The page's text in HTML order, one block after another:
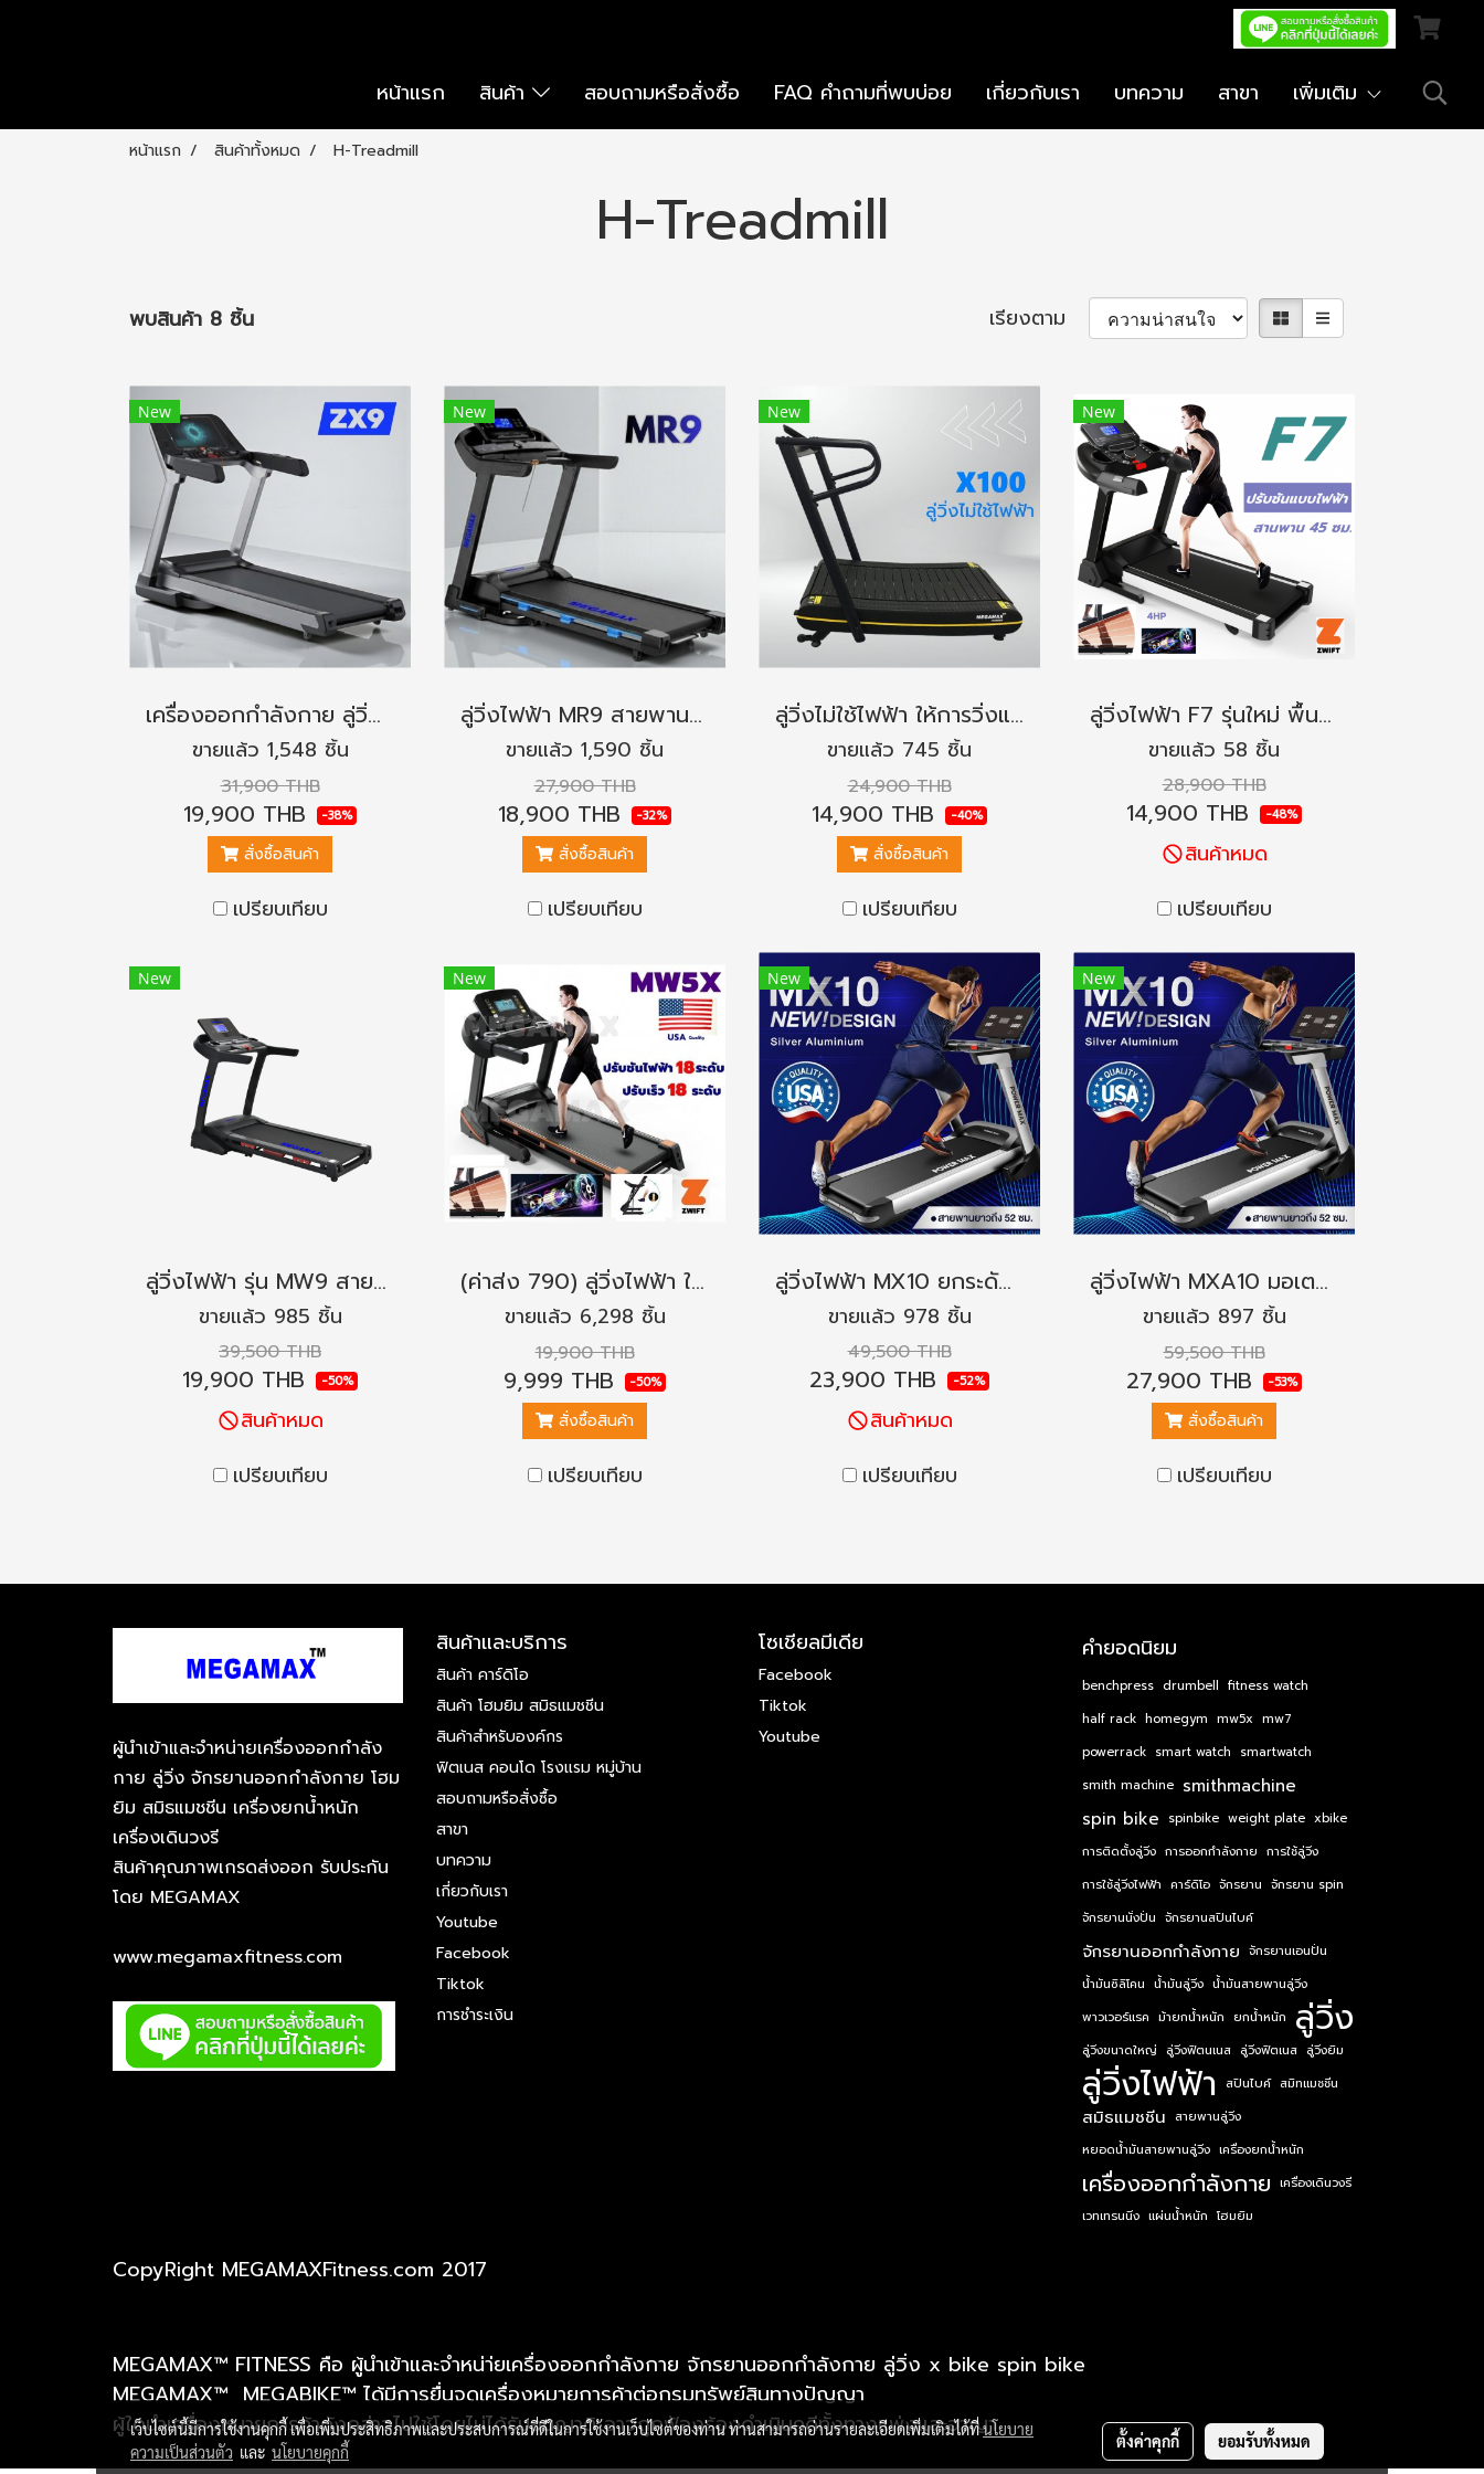
หน้าแรก สินค้า สอบถามหรือสั่งซื้อ FAQ คำถามที่พบบ่อย เกี่ยวกับเรา บทความ สาขา เพิ่มเติม
หน้าแรก สินค้าทั้งหมด H-Treadmill
H-Treadmill
พบสินค้า 8 ชิ้น เรียงตาม
New
เครื่องออกกำลังกาย ลู่วิ่งไฟฟ้า ZX9 สายพานกว้าง 52 ซม. รับแรงกะแทกด้วยระบบแม่เหล็ก
ขายแล้ว 1,548 ชิ้น
31,900 THB
19,900 THB -38%
สั่งซื้อสินค้า
เปรียบเทียบ
New
ลู่วิ่งไฟฟ้า MR9 สายพาน 52 ซม.
ขายแล้ว 1,590 ชิ้น
27,900 THB
18,900 THB -32%
สั่งซื้อสินค้า
เปรียบเทียบ
New
ลู่วิ่งไม่ใช้ไฟฟ้า ให้การวิ่งแบบธรรมชาติ เหมือนจริง รุ่น X100
ขายแล้ว 745 ชิ้น
24,900 THB
14,900 THB -40%
สั่งซื้อสินค้า
เปรียบเทียบ
New
ลู่วิ่งไฟฟ้า F7 รุ่นใหม่ พื้นที่วิ่งกว้าง 46 ซม ปรับชันไฟฟ้า 18 ระดับ ความเร็ว 18 ระดับ
ขายแล้ว 58 ชิ้น
28,900 THB
14,900 THB -48%
สินค้าหมด
เปรียบเทียบ
New
ลู่วิ่งไฟฟ้า รุ่น MW9 สายพาน 52 ซม. 5.8HP ปรับชัน 20 ระดับ
ขายแล้ว 985 ชิ้น
39,500 THB
19,900 THB -50%
สินค้าหมด
เปรียบเทียบ
New
(ค่าส่ง 790) ลู่วิ่งไฟฟ้า ใหม่ 2022 รุ่น MW5X ปรับชันไฟฟ้า 18 ระดับ ปรับเร็ว 18 ระดับ
ขายแล้ว 6,298 ชิ้น
19,900 THB
9,999 THB -50%
สั่งซื้อสินค้า
เปรียบเทียบ
New
ลู่วิ่งไฟฟ้า MX10 ยกระดับดีไซน์ใหม่ หรูหรา สายพานกว้าง 52 ซม.
ขายแล้ว 978 ชิ้น
49,500 THB
23,900 THB -52%
สินค้าหมด
เปรียบเทียบ
New
ลู่วิ่งไฟฟ้า MXA10 มอเตอร์แบบ AC ยกระดับดีไซน์ใหม่ หรูหรา สายพานกว้าง 52 ซม.
ขายแล้ว 897 ชิ้น
59,500 THB
27,900 THB -53%
สั่งซื้อสินค้า
เปรียบเทียบ
ผู้นำเข้าและจำหน่ายเครื่องออกกำลัง
กาย ลู่วิ่ง จักรยานออกกำลังกาย โฮม
ยิม สมิธแมชชีน เครื่องยกน้ำหนัก
เครื่องเดินวงรี
สินค้าคุณภาพเกรดส่งออก รับประกัน
โดย MEGAMAX
www.megamaxfitness.com
สินค้าและบริการ
สินค้า คาร์ดิโอ
สินค้า โฮมยิม สมิธแมชชีน
สินค้าสำหรับองค์กร
ฟิตเนส คอนโด โรงแรม หมู่บ้าน
สอบถามหรือสั่งซื้อ
สาขา
บทความ
เกี่ยวกับเรา
Youtube
Facebook
Tiktok
การชำระเงิน
โซเชียลมีเดีย
Facebook
Tiktok
Youtube
คำยอดนิยม
benchpress drumbell fitness watch
half rack homegym mw5x mw7
powerrack smart watch smartwatch
smith machine smithmachine
spin bike spinbike weight plate xbike
การติดตั้งลู่วิ่ง การออกกำลังกาย การใช้ลู่วิ่ง
การใช้ลู่วิ่งไฟฟ้า คาร์ดิโอ จักรยาน จักรยาน spin
จักรยานนั่งปั่น จักรยานสปินไบค์
จักรยานออกกำลังกาย จักรยานเอนปั่น
น้ำมันซิลิโคน น้ำมันลู่วิ่ง น้ำมันสายพานลู่วิ่ง
พาวเวอร์แรค ม้ายกน้ำหนัก ยกน้ำหนัก ลู่วิ่ง
ลู่วิ่งขนาดใหญ่ ลู่วิ่งฟิตนเนส ลู่วิ่งฟิตเนส ลู่วิ่งยิม
ลู่วิ่งไฟฟ้า สปินไบค์ สมิทแมชชีน
สมิธแมชชีน สายพานลู่วิ่ง
หยอดน้ำมันสายพานลู่วิ่ง เครื่องยกน้ำหนัก
เครื่องออกกำลังกาย เครื่องเดินวงรี
เวทเทรนนิ่ง แผ่นน้ำหนัก โฮมยิม
CopyRight MEGAMAXFitness.com 2017
MEGAMAX™ FITNESS คือ ผู้นำเข้าและจำหน่า่ยเครื่องออกกำลังกาย จักรยานออกกำลังกาย ลู่วิ่ง x bike spin bike
MEGAMAX™ MEGABIKE™ ได้มีการยื่นจดเครื่องหมายการค้าต่อกรมทรัพย์สินทางปัญญา
ผู้ใดนำเครื่องหมายการค้าดังกล่าวไปใช้โดยไม่ได้รับอนุญาติ อาจถูกฟ้องร้องดำเนินคดีทั้งทางแพ่งและอาญา
เว็บไซต์นี้มีการใช้งานคุกกี้ เพื่อเพิ่มประสิทธิภาพและประสบการณ์ที่ดีในการใช้งานเว็บไซต์ของท่าน ท่านสามารถอ่านรายละเอียดเพิ่มเติมได้ที่นโยบาย
ความเป็นส่วนตัว และ นโยบายคุกกี้
ตั้งค่าคุกกี้ ยอมรับทั้งหมด